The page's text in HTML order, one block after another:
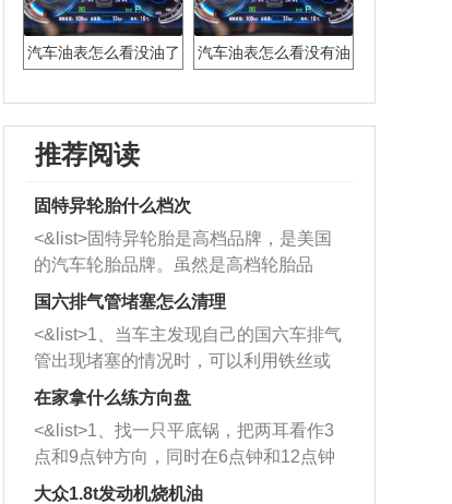
汽车油表怎么看没油了 汽车油表怎么看没有油
推荐阅读
固特异轮胎什么档次
<&list>固特异轮胎是高档品牌，是美国
的汽车轮胎品牌。虽然是高档轮胎品
牌，但是中高低端的轮胎都有生产，这
也是为了更好的开拓市场。
国六排气管堵塞怎么清理
<&list>1、当车主发现自己的国六车排气
管出现堵塞的情况时，可以利用铁丝或
者是细棍，直接将杂物给取出来，如果
堵塞情况比较严重，也可以采取应急措
施。 <&list>2、直接利用木棍将所有的
杂物推到排气管里面的位置处，然后将
三元催化器拆解开，就可以将堵塞的东
在家拿什么练方向盘
<&list>1、找一只平底锅，把两耳看作3
点和9点钟方向，同时在6点钟和12点钟
方向做一个标记。 <&list>2、双手握住
大众1.8t发动机烧机油